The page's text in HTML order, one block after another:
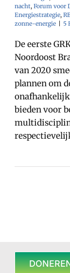
nacht, Forum voor
Energiestrategie,
zonne-energie
5
De eerste
Noordoost
van 2020
plannen om
onafhankelijk
bieden voor